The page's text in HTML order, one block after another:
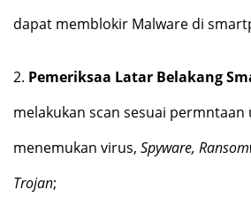
dapat memblokir Malware di
2. Pemeriksaa Latar Belakang
melakukan scan sesuai
menemukan virus, Spyware,
Trojan;